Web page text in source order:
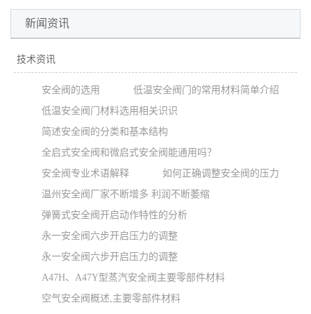
新闻资讯
技术资讯
安全阀的选用
低温安全阀门的常用材料简单介绍
低温安全阀门材料选用相关识识
简述安全阀的分类和基本结构
全启式安全阀和微启式安全阀能通用吗？
安全阀专业术语解释
如何正确调整安全阀的压力
温州安全阀厂家不断增多 利润不断萎缩
弹簧式安全阀开启动作特性的分析
永一安全阀六步开启压力的调整
永一安全阀六步开启压力的调整
A47H、A47Y型蒸汽安全阀主要零部件材料
空气安全阀概述,主要零部件材料